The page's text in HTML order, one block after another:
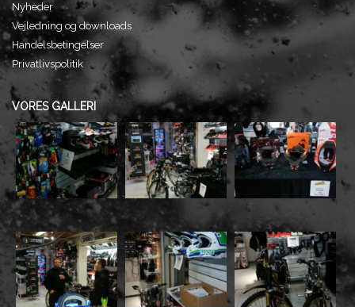
Nyheder
Vejledning og downloads
Handelsbetingelser
Privatlivspolitik
VORES GALLERI